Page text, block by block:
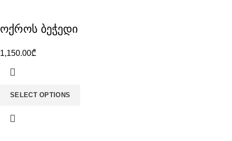
ოქროს ბეჭედი
1,150.00₾
SELECT OPTIONS